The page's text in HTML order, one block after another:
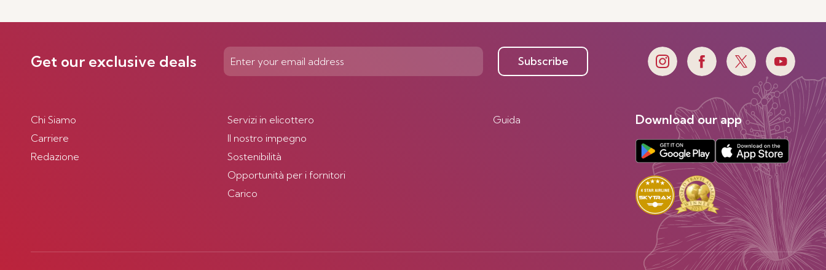
Get our exclusive deals Subscribe
Chi Siamo
Carriere
Redazione
Servizi in elicottero
Il nostro impegno
Sostenibilità
Opportunità per i fornitori
Carico
Guida Download our app